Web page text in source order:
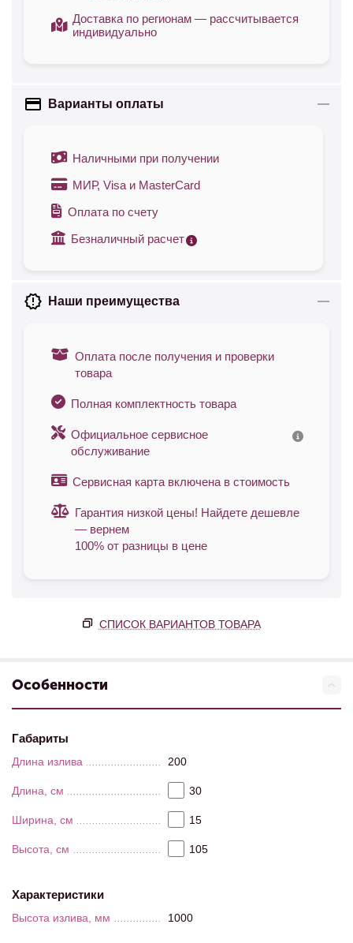
Доставка по регионам — рассчитывается
индивидуально
Варианты оплаты
Наличными при получении
МИР, Visa и MasterCard
Оплата по счету
Безналичный расчет
Наши преимущества
Оплата после получения и проверки
товара
Полная комплектность товара
Официальное сервисное
обслуживание
Сервисная карта включена в стоимость
Гарантия низкой цены! Найдете дешевле
— вернем
100% от разницы в цене
СПИСОК ВАРИАНТОВ ТОВАРА
Особенности
Габариты
Длина излива 200
Длина, см 30
Ширина, см 15
Высота, см 105
Характеристики
Высота излива, мм 1000